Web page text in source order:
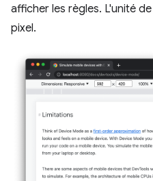
afficher les règles. L'unité
pixel.